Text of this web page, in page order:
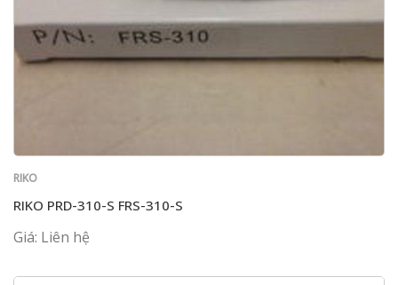
RIKO
RIKO PRD-310-S FRS-310-S
Giá: Liên hệ